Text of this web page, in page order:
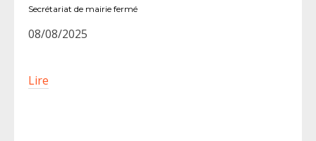
Secrétariat de mairie fermé
08/08/2025
Lire